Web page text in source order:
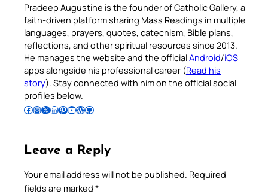
Pradeep Augustine is the founder of Catholic Gallery, a
faith-driven platform sharing Mass Readings in multiple
languages, prayers, quotes, catechism, Bible plans,
reflections, and other spiritual resources since 2013.
He manages the website and the officialAndroid/iOS
apps alongside his professional career (Read his
story). Stay connected with him on the official social
profiles below.
Follow Pradeep on Facebook Follow Pradeep on InstagramFollow Pradeep on X Follow Pradeep on LinkedIn Follow Pradeep on Pinterest Subscribe to Pradeep’s Youtube Channel Follow Pradeep on WordPress Follow Pradeep on GitHub
Leave a Reply
Your email address will not be published. Required
fields are marked *